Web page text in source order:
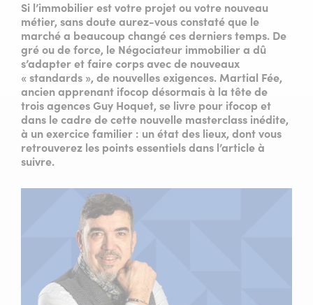
Si l’immobilier est votre projet ou votre nouveau
métier, sans doute aurez-vous constaté que le
marché a beaucoup changé ces derniers temps. De
gré ou de force, le Négociateur immobilier a dû
s’adapter et faire corps avec de nouveaux
« standards », de nouvelles exigences. Martial Fée,
ancien apprenant ifocop désormais à la tête de
trois agences Guy Hoquet, se livre pour ifocop et
dans le cadre de cette nouvelle masterclass inédite,
à un exercice familier : un état des lieux, dont vous
retrouverez les points essentiels dans l’article à
suivre.